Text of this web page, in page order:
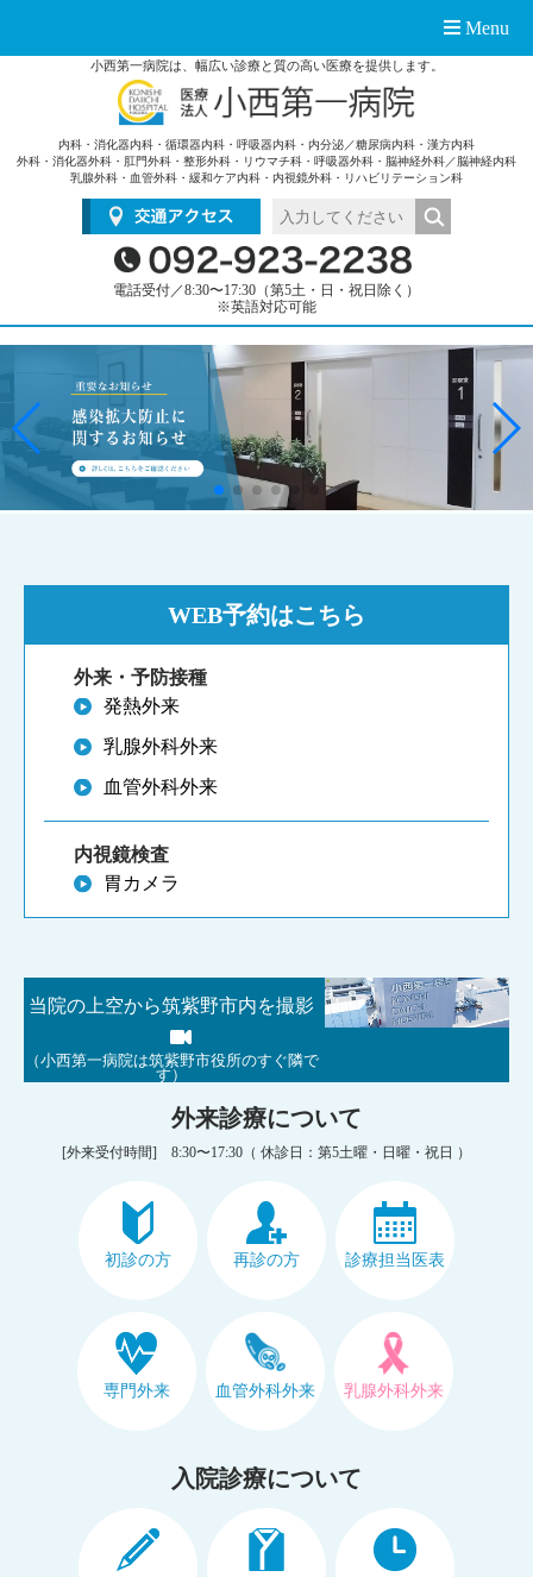
小西第一病院は、幅広い診療と質の高い医療を提供します。
内科・消化器内科・循環器内科・呼吸器内科・内分泌／糖尿病内科・漢方内科
外科・消化器外科・肛門外科・整形外科・リウマチ科・呼吸器外科・脳神経外科／脳神経内科
乳腺外科・血管外科・緩和ケア内科・内視鏡外科・リハビリテーション科
電話受付／8:30〜17:30（第5土・日・祝日除く）
※英語対応可能
Menu
WEB予約はこちら
外来・ 予防接種
発熱外来
乳腺外科外来
血管外科外来
内視鏡検査
胃カメラ
当院の上空から筑紫野市内を撮影
（小西第一病院は筑紫野市役所のすぐ隣で
す）
外来診療について
[外来受付時間] 8:30〜17:30 （ 休診日：第5土曜・日曜・祝日 ）
初診の方 再診の方 診療担当医表
専門外来 血管外科外来 乳腺外科外来
入院診療について